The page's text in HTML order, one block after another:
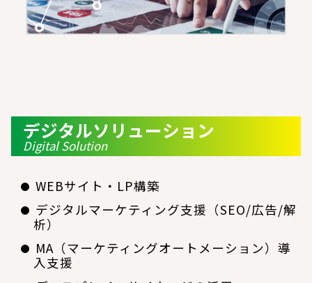
デジタルソリューション
Digital Solution
WEBサイト・LP構築
デジタルマーケティング支援（SEO/広告/解
析）
MA（マーケティングオートメーション）導
入支援